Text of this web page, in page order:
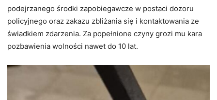
podejrzanego środki zapobiegawcze w postaci dozoru
policyjnego oraz zakazu zbliżania się i kontaktowania ze
świadkiem zdarzenia. Za popełnione czyny grozi mu kara
pozbawienia wolności nawet do 10 lat.